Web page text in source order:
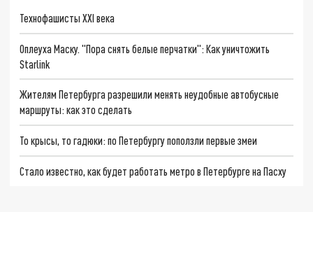
Технофашисты XXI века
Оплеуха Маску. "Пора снять белые перчатки": Как уничтожить
Starlink
Жителям Петербурга разрешили менять неудобные автобусные
маршруты: как это сделать
То крысы, то гадюки: по Петербургу поползли первые змеи
Стало известно, как будет работать метро в Петербурге на Пасху